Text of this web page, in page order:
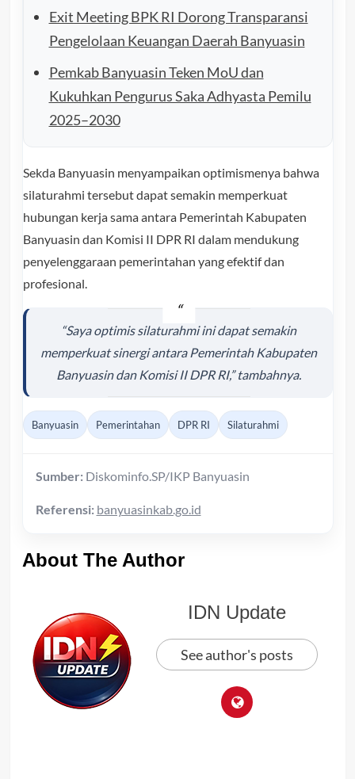
Exit Meeting BPK RI Dorong Transparansi
Pengelolaan Keuangan Daerah Banyuasin
Pemkab Banyuasin Teken MoU dan
Kukuhkan Pengurus Saka Adhyasta Pemilu
2025–2030
Sekda Banyuasin menyampaikan optimismenya bahwa
silaturahmi tersebut dapat semakin memperkuat
hubungan kerja sama antara Pemerintah Kabupaten
Banyuasin dan Komisi II DPR RI dalam mendukung
penyelenggaraan pemerintahan yang efektif dan
profesional.
“Saya optimis silaturahmi ini dapat semakin
memperkuat sinergi antara Pemerintah Kabupaten
Banyuasin dan Komisi II DPR RI,” tambahnya.
Banyuasin Pemerintahan DPR RI Silaturahmi
Sumber:Diskominfo.SP/IKP Banyuasin
Referensi: banyuasinkab.go.id
About The Author
IDN Update
See author's posts